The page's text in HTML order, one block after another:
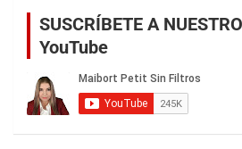
SUSCRÍBETE A
YouTube